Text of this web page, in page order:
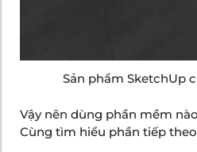
Sản phẩm SketchUp
Vậy nên dùng phần mềm
Cùng tìm hiểu phần tiếp